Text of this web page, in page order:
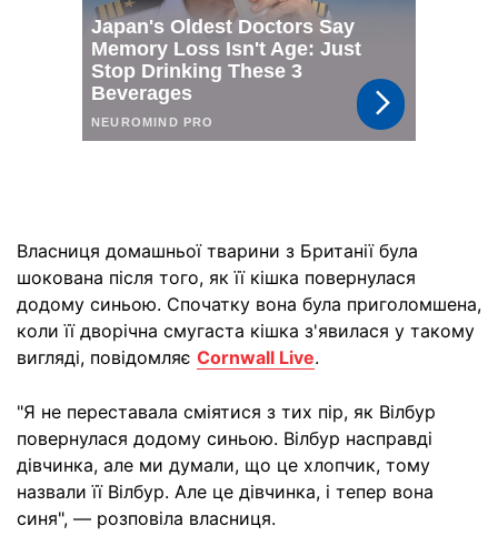
Власниця домашньої тварини з Британії була
шокована після того, як її кішка повернулася
додому синьою. Спочатку вона була приголомшена,
коли її дворічна смугаста кішка з'явилася у такому
вигляді, повідомляє Cornwall Live.
"Я не переставала сміятися з тих пір, як Вілбур
повернулася додому синьою. Вілбур насправді
дівчинка, але ми думали, що це хлопчик, тому
назвали її Вілбур. Але це дівчинка, і тепер вона
синя", — розповіла власниця.